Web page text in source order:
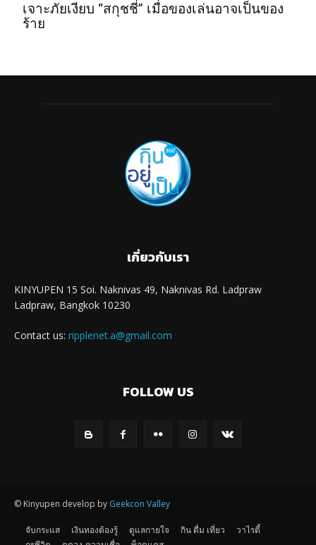
เจาะภัยเงียบ “สกุชชี่” เมื่อของเล่นอาจเป็นของ
ร้าย
เกี่ยวกับเรา
KINYUPEN 15 Soi. Naknivas 49, Naknivas Rd. Ladpraw
Ladpraw, Bangkok 10230
Contact us: ripplenet.a@gmail.com
FOLLOW US
© Kinyupen develop by Geekcon Valley
จับกระแส เงินทองต้องรู้ ดูแลกายใจ กิน ดื่ม เที่ยว
วาไรตี้